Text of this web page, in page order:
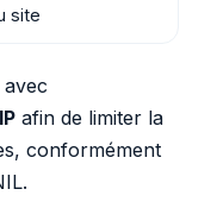
site
afin de limiter la
conformément